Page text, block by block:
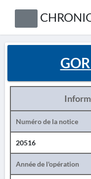
Numéro de la notice
20516
Année de l'opération